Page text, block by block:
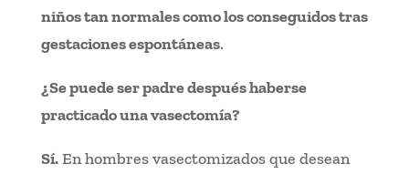
niños tan normales como los conseguidos tras
gestaciones espontáneas.
¿Se puede ser padre después haberse
practicado una vasectomía?
Sí.En hombres vasectomizados que desean